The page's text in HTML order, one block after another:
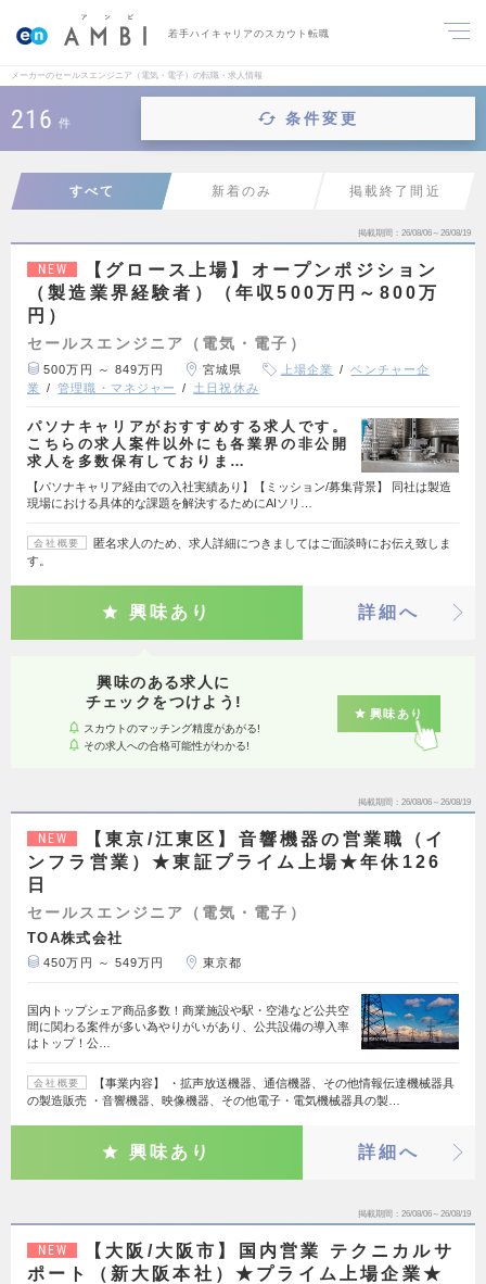
若手ハイキャリアのスカウト転職
メーカーのセールスエンジニア（電気・電子）の転職・求人情報
216 件 条件変更
すべて 新着のみ 掲載終了間近
掲載期間 26/08/06～26/08/19
NEW
【グロース上場】オープンポジション
（製造業界経験者）（年収500万円～800万
円）
セールスエンジニア（電気・電子）
500万円 ～ 849万円 宮城県 上場企業
ベンチャー企
業
管理職・マネジャー 土日祝休み
パソナキャリアがおすすめする求人です。
こちらの求人案件以外にも各業界の非公開
求人を多数保有しておりま…
【パソナキャリア経由での入社実績あり】【ミッション/募集背景】 同社は製造
現場における具体的な課題を解決するためにAIソリ…
会社概要
匿名求人のため、求人詳細につきましてはご面談時にお伝え致しま
す。
興味あり 詳細へ
興味のある求人に
チェックをつけよう!
スカウトのマッチング精度があがる!
その求人への合格可能性がわかる!
興味あり
掲載期間 26/08/06～26/08/19
NEW
【東京/江東区】音響機器の営業職（イ
ンフラ営業）★東証プライム上場★年休126
日
セールスエンジニア（電気・電子）
TOA株式会社
450万円 ～ 549万円 東京都
国内トップシェア商品多数！商業施設や駅・空港など公共空
間に関わる案件が多い為やりがいがあり、公共設備の導入率
はトップ！公…
会社概要
【事業内容】 ・拡声放送機器、通信機器、その他情報伝達機械器具
の製造販売 ・音響機器、映像機器、その他電子・電気機械器具の製…
興味あり 詳細へ
掲載期間 26/08/06～26/08/19
NEW
【大阪/大阪市】国内営業 テクニカルサ
ポート（新大阪本社）★プライム上場企業★